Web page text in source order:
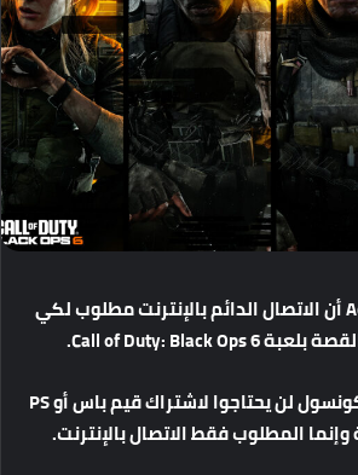
أنالاتصالالدائمبالإنترنتمطلوبلكي
بلعبة
لنيحتاجوالاشتراكقيمباسأوPS
وإنماالمطلوبفقطالاتصالبالإنترنت.